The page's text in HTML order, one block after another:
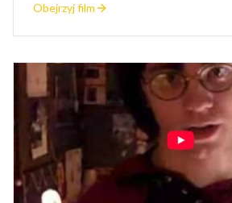
Obejrzyj film